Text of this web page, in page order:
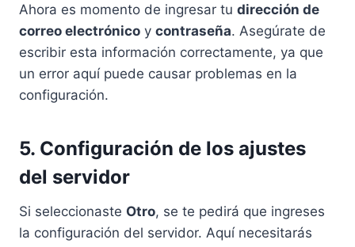
Ahora es momento de ingresar tu dirección de
correo electrónico y contraseña. Asegúrate de
escribir esta información correctamente, ya que
un error aquí puede causar problemas en la
configuración.
5. Configuración de los ajustes
del servidor
Si seleccionaste Otro, se te pedirá que ingreses
la configuración del servidor. Aquí necesitarás